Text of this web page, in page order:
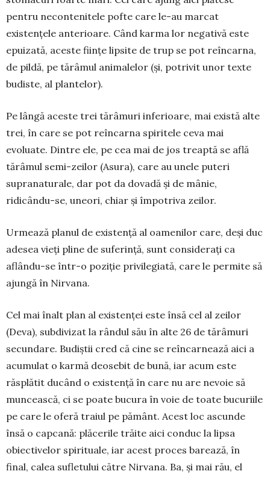
pentru necontenitele pofte care le-au marcat
existențele anterioare. Când karma lor negativă este
epuizată, aceste ființe lipsite de trup se pot reîncarna,
de pildă, pe tărâmul animalelor (și, potrivit unor texte
budiste, al plantelor).
Pe lângă aceste trei tărâmuri inferioare, mai există alte
trei, în care se pot reîncarna spiritele ce­va mai
evoluate. Dintre ele, pe cea mai de jos treap­tă se află
tărâmul semi-zeilor (Asura), care au unele puteri
supranaturale, dar pot da dovadă și de mânie,
ridicându-se, uneori, chiar și împotriva zeilor.
Urmează planul de existență al oamenilor care, deși duc
adesea vieți pline de suferință, sunt conside­rați ca
aflându-se într-o po­zi­ție privilegiată, care le per­mite să
ajungă în Nirva­na.
Cel mai înalt plan al e­xis­tenței este însă cel al ze­ilor
(Deva), subdivizat la rân­­dul său în alte 26 de tărâ­muri
secundare. Budiștii cred că cine se reîncarnează aici a
acumulat o karmă de­o­sebit de bună, iar acum es­te
răsplătit ducând o exis­tență în care nu are nevoie să
muncească, ci se poate bucura în voie de toate bucu­­riile
pe care le oferă tra­iul pe pământ. Acest loc ascunde
însă o capcană: plăcerile trăite aici conduc la lipsa
obiectivelor spirituale, iar acest proces ba­rează, în
final, calea sufletului către Nirvana. Ba, și mai rău, el